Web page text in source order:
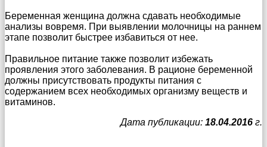
Беременная женщина должна сдавать необходимые
анализы вовремя. При выявлении молочницы на раннем
этапе позволит быстрее избавиться от нее.
Правильное питание также позволит избежать
проявления этого заболевания. В рационе беременной
должны присутствовать продукты питания с
содержанием всех необходимых организму веществ и
витаминов.
Дата публикации: 18.04.2016 г.